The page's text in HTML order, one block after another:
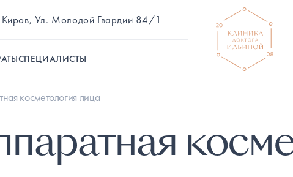
Киров, Ул. Молодой Гвардии 84/1
СПЕЦИАЛИСТЫ
косметология лица